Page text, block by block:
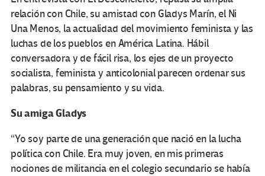
relación con Chile, su amistad con Gladys Marín, el Ni
Una Menos, la actualidad del movimiento feminista y las
luchas de los pueblos en América Latina. Hábil
conversadora y de fácil risa, los ejes de un proyecto
socialista, feminista y anticolonial parecen ordenar sus
palabras, su pensamiento y su vida.
Su amiga Gladys
“Yo soy parte de una generación que nació en la lucha
política con Chile. Era muy joven, en mis primeras
nociones de militancia en el colegio secundario se había